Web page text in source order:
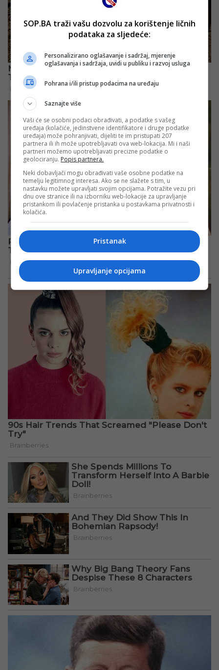
SOP.BA traži vašu dozvolu za korištenje ličnih
podataka za sljedeće:
Personalizirano oglašavanje i sadržaj, mjerenje
oglašavanja i sadržaja, uvidi u publiku i razvoj usluga
Pohrana i/ili pristup podacima na uređaju
Saznajte više
Vaši će se osobni podaci obrađivati, a podatke s vašeg
uređaja (kolačiće, jedinstvene identifikatore i druge podatke
uređaja) može pohranjivati, dijeliti te im pristupati 207
partnera ili ih može upotrebljavati ova web-lokacija. Mi i naši
partneri možemo upotrebljavati precizne podatke o
geolociranju. Popis partnera.
Neki dobavljači mogu obrađivati vaše osobne podatke na
temelju legitimnog interesa. Ako se ne slažete s tim, u
nastavku možete upravljati svojim opcijama. Potražite vezu pri
dnu ove stranice ili na izborniku web-lokacije za upravljanje
pristankom ili povlačenje pristanka u postavkama privatnosti i
kolačića.
Pristanak
Upravljanje opcijama